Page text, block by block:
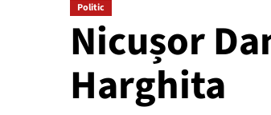
Politic
Nicușor
Harghita